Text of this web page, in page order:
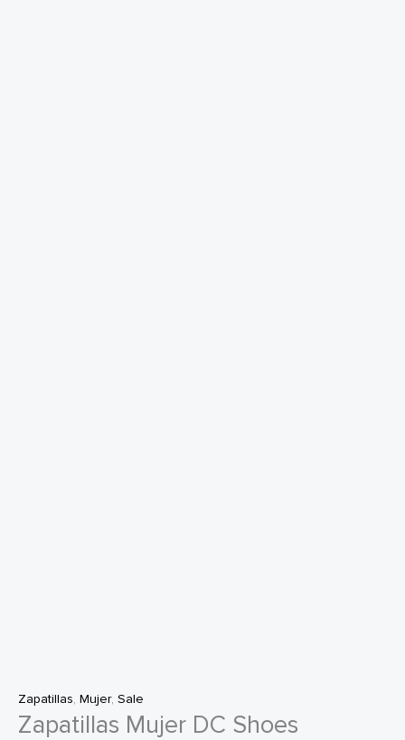
Zapatillas, Mujer, Sale
Zapatillas Mujer DC Shoes